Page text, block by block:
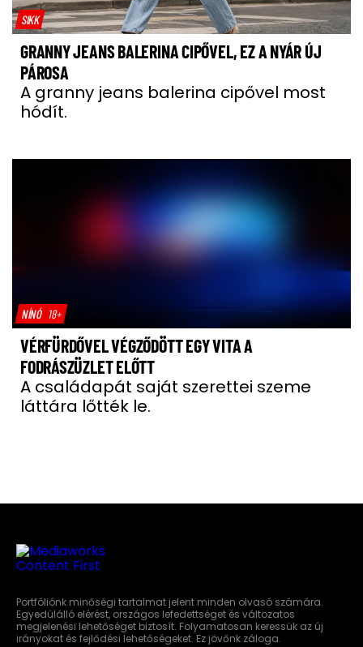
SIKK
GRANNY JEANS BALERINA CIPŐVEL, EZ A NYÁR ÚJ
PÁROSA
A granny jeans balerina cipővel most
hódít.
NÍNÓ 18+
VÉRFÜRDŐVEL VÉGZŐDÖTT EGY VITA A
FODRÁSZÜZLET ELŐTT
A családapát saját szerettei szeme
láttára lőtték le.
Portfóliónk minőségi tartalmat jelent minden olvasó számára.
Egyedülálló elérést, országos lefedettséget és változatos
megjelenési lehetőséget biztosít. Folyamatosan keressük az új
irányokat és fejlődési lehetőségeket. Ez jövőnk záloga.